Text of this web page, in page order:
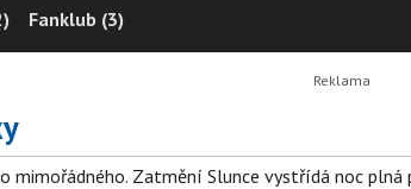
Fanklub (3)
mimořádného. Zatmění Slunce vystřídá noc plná